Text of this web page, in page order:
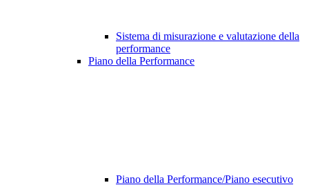
Sistema di misurazione e valutazione della
performance
Piano della Performance
Piano della Performance/Piano esecutivo